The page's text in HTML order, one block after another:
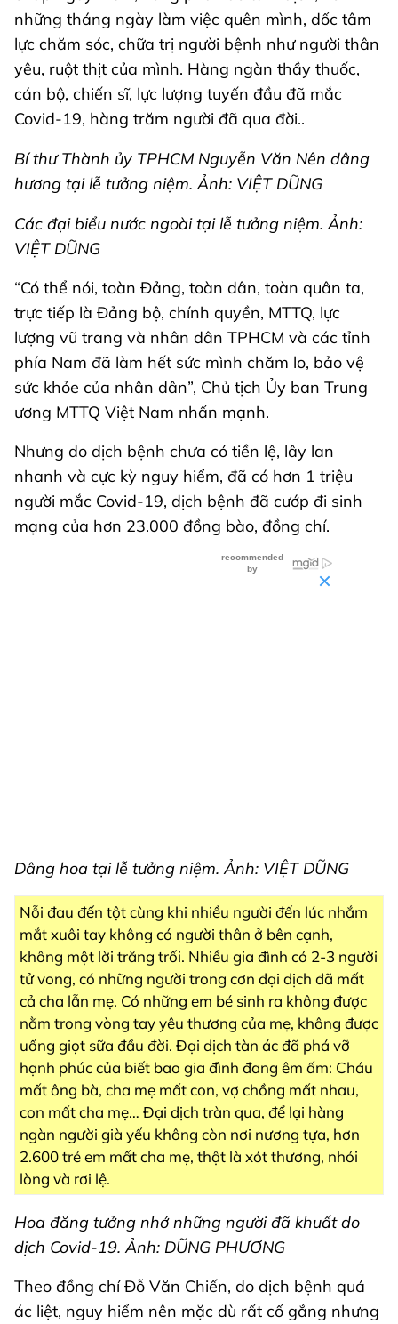
những tháng ngày làm việc quên mình, dốc tâm
lực chăm sóc, chữa trị người bệnh như người thân
yêu, ruột thịt của mình. Hàng ngàn thầy thuốc,
cán bộ, chiến sĩ, lực lượng tuyến đầu đã mắc
Covid-19, hàng trăm người đã qua đời..
Bí thư Thành ủy TPHCM Nguyễn Văn Nên dâng
hương tại lễ tưởng niệm. Ảnh: VIỆT DŨNG
Các đại biểu nước ngoài tại lễ tưởng niệm. Ảnh:
VIỆT DŨNG
“Có thể nói, toàn Đảng, toàn dân, toàn quân ta,
trực tiếp là Đảng bộ, chính quyền, MTTQ, lực
lượng vũ trang và nhân dân TPHCM và các tỉnh
phía Nam đã làm hết sức mình chăm lo, bảo vệ
sức khỏe của nhân dân”, Chủ tịch Ủy ban Trung
ương MTTQ Việt Nam nhấn mạnh.
Nhưng do dịch bệnh chưa có tiền lệ, lây lan
nhanh và cực kỳ nguy hiểm, đã có hơn 1 triệu
người mắc Covid-19, dịch bệnh đã cướp đi sinh
mạng của hơn 23.000 đồng bào, đồng chí.
Dâng hoa tại lễ tưởng niệm. Ảnh: VIỆT DŨNG
Nỗi đau đến tột cùng khi nhiều người đến lúc nhắm
mắt xuôi tay không có người thân ở bên cạnh,
không một lời trăng trối. Nhiều gia đình có 2-3 người
tử vong, có những người trong cơn đại dịch đã mất
cả cha lẫn mẹ. Có những em bé sinh ra không được
nằm trong vòng tay yêu thương của mẹ, không được
uống giọt sữa đầu đời. Đại dịch tàn ác đã phá vỡ
hạnh phúc của biết bao gia đình đang êm ấm: Cháu
mất ông bà, cha mẹ mất con, vợ chồng mất nhau,
con mất cha mẹ… Đại dịch tràn qua, để lại hàng
ngàn người già yếu không còn nơi nương tựa, hơn
2.600 trẻ em mất cha mẹ, thật là xót thương, nhói
lòng và rơi lệ.
Hoa đăng tưởng nhớ những người đã khuất do
dịch Covid-19. Ảnh: DŨNG PHƯƠNG
Theo đồng chí Đỗ Văn Chiến, do dịch bệnh quá
ác liệt, nguy hiểm nên mặc dù rất cố gắng nhưng